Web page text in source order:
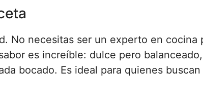
No necesitas ser un experto en cocina
es increíble: dulce pero
bocado. Es ideal para quienes